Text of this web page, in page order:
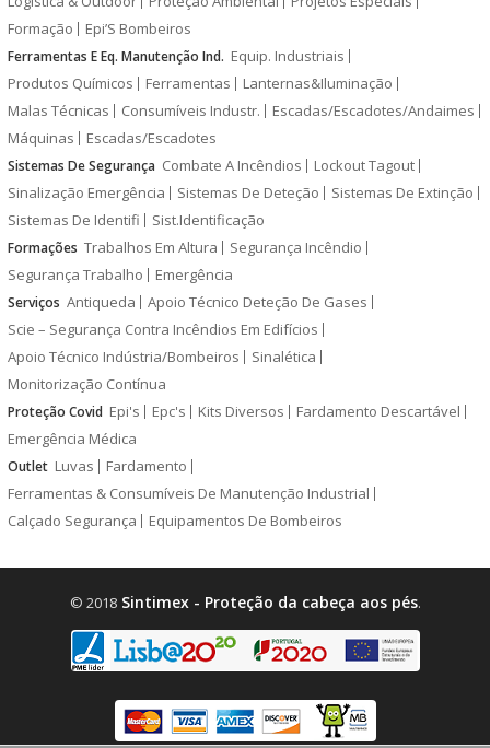
Formação
Epi’S Bombeiros
Ferramentas E Eq. Manutenção Ind. Equip. Industriais
Produtos Químicos
Ferramentas
Lanternas&Iluminação
Malas Técnicas
Consumíveis Industr.
Escadas/Escadotes/Andaimes
Máquinas
Escadas/Escadotes
Sistemas De Segurança Combate A Incêndios
Lockout Tagout
Sinalização Emergência
Sistemas De Deteção
Sistemas De Extinção
Sistemas De Identifi
Sist.Identificação
Formações Trabalhos Em Altura
Segurança Incêndio
Segurança Trabalho
Emergência
Serviços Antiqueda
Apoio Técnico Deteção De Gases
Scie – Segurança Contra Incêndios Em Edifícios
Apoio Técnico Indústria/Bombeiros
Sinalética
Monitorização Contínua
Proteção Covid Epi's Epc's Kits Diversos
Fardamento Descartável
Emergência Médica
Outlet Luvas
Fardamento
Ferramentas & Consumíveis De Manutenção Industrial
Calçado Segurança
Equipamentos De Bombeiros
© 2018Sintimex - Proteção da cabeça aos pés.